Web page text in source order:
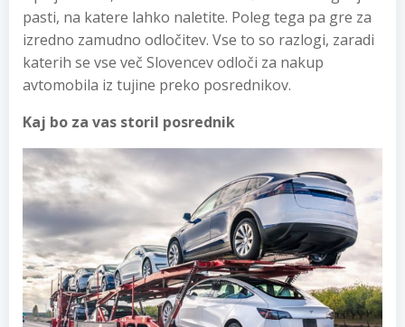
pasti, na katere lahko naletite. Poleg tega pa gre za
izredno zamudno odločitev. Vse to so razlogi, zaradi
katerih se vse več Slovencev odloči za nakup
avtomobila iz tujine preko posrednikov.
Kaj bo za vas storil posrednik